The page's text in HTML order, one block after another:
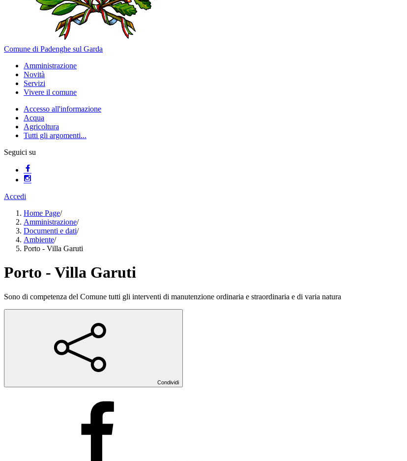
Comune di Padenghe sul Garda
Amministrazione
Novità
Servizi
Vivere il comune
Accesso all'informazione
Acqua
Agricoltura
Tutti gli argomenti...
Seguici su
Accedi
Home Page/
Amministrazione/
Documenti e dati/
Ambiente/
Porto - Villa Garuti
Porto - Villa Garuti
Sono di competenza del Comune tutti gli interventi di manutenzione ordinaria e straordinaria e di varia natura
Condividi